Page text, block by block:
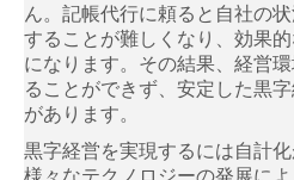
事業承継
確定申告
相続相談
ん。記帳代行に頼ると自社の
することが難しくなり、効果
になります。その結果、経営
ることができず、安定した黒
があります。
黒字経営を実現するには自計化
様々なテクノロジーの発展に